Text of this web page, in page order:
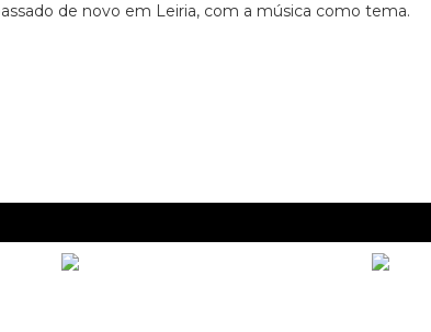
de novo em Leiria, com a música como tema.